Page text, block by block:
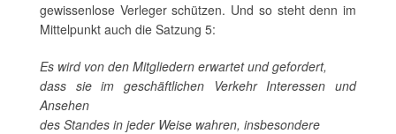
gewissenlose Verleger schützen. Und so steht denn im
Mittelpunkt auch die Satzung 5:
Es wird von den Mitgliedern erwartet und gefordert,
dass sie im geschäftlichen Verkehr Interessen und
Ansehen
des Standes in jeder Weise wahren, insbesondere